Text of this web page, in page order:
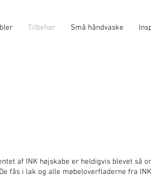
Tilbehør Små håndvaske
af INK højskabe er heldigvis blevet så
fås i lak og alle møbeloverfladerne fra